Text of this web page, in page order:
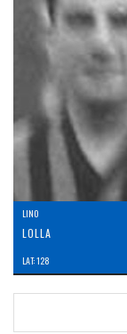
LINO
LOLLA
LAT: 128